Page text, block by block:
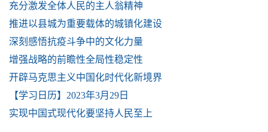
充分激发全体人民的主人翁精神
推进以县城为重要载体的城镇化建设
深刻感悟抗疫斗争中的文化力量
增强战略的前瞻性全局性稳定性
开辟马克思主义中国化时代化新境界
【学习日历】2023年3月29日
实现中国式现代化要坚持人民至上